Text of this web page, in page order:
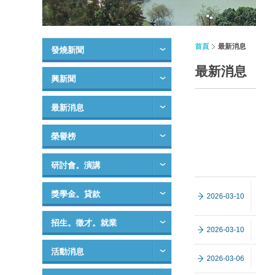
發燒新聞
興新聞
最新消息
榮譽榜
研討會。演講
獎學金。貸款
招生。徵才。就業
活動消息
首頁 最新消息
最新消息
2026-03-10
2026-03-10
2026-03-06